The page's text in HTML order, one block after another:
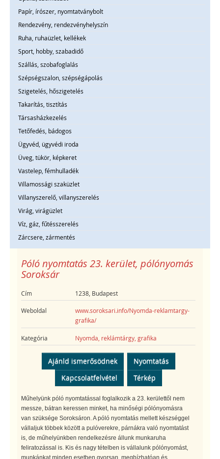
Papír, írószer, nyomtatványbolt
Rendezvény, rendezvényhelyszín
Ruha, ruhaüzlet, kellékek
Sport, hobby, szabadidő
Szállás, szobafoglalás
Szépségszalon, szépségápolás
Szigetelés, hőszigetelés
Takarítás, tisztítás
Társasházkezelés
Tetőfedés, bádogos
Ügyvéd, ügyvédi iroda
Üveg, tükör, képkeret
Vastelep, fémhulladék
Villamossági szaküzlet
Villanyszerelő, villanyszerelés
Virág, virágüzlet
Víz, gáz, fűtésszerelés
Zárcsere, zármentés
Póló nyomtatás 23. kerület, pólónyomás
Soroksár
Cím 1238, Budapest
Weboldal
www.soroksari.info/Nyomda-reklamtargy-
grafika/
Kategória Nyomda, reklámtárgy, grafika
Ajánld ismerősödnek
Nyomtatás
Kapcsolatfelvétel
Térkép
Műhelyünk póló nyomtatással foglalkozik a 23. kerülettől nem
messze, bátran keressen minket, ha minőségi pólónyomásra
van szüksége Soroksáron. A póló nyomtatás mellett készséggel
vállaljuk többek között a pulóverekre, párnákra való nyomtatást
is, de műhelyünkben rendelkezésre állunk munkaruha
feliratozással is. Kis és nagy tételben is vállalunk pólónyomást,
munkánkat minden esetben gyorsan, megbízhatóan és